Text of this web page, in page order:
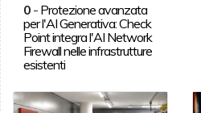
0- Protezione avanzata
per l'AI Generativa: Check
Point integra l'AI Network
Firewall nelle infrastrutture
esistenti